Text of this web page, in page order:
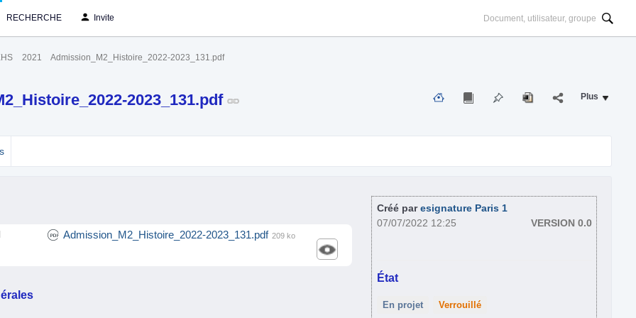
RECHERCHE Invite
2021 Admission_M2_Histoire_2022-2023_131.pdf
2023_131.pdf Plus
Admission_M2_Histoire_2022-2023_131.pdf 209 ko
Créé paresignature Paris 1
07/07/2022 12:25
VERSION 0.0
État
En projet Verrouillé